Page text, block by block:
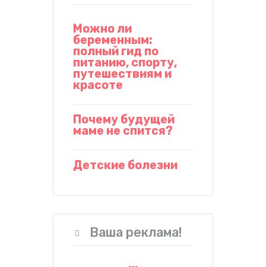
Можно ли
беременным:
полный гид по
питанию, спорту,
путешествиям и
красоте
Почему будущей
маме не спится?
Детские болезни
Ваша реклама!